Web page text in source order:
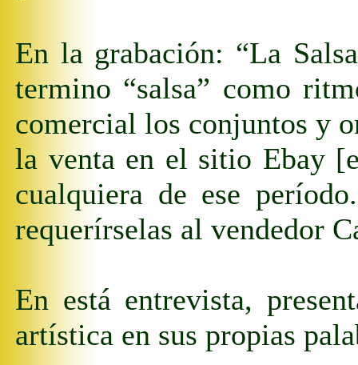
En la grabación: “La
termino “salsa” como
comerciallos conjuntos y
la venta en el sitio Ebay
cualquiera de ese
requerírselas al vendedor
En está entrevista,
artística en sus propias